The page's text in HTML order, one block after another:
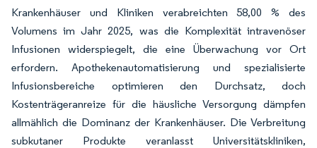
Krankenhäuser und Kliniken verabreichten 58,00 % des
Volumens im Jahr 2025, was die Komplexität intravenöser
Infusionen widerspiegelt, die eine Überwachung vor Ort
erfordern. Apothekenautomatisierung und spezialisierte
Infusionsbereiche optimieren den Durchsatz, doch
Kostenträgeranreize für die häusliche Versorgung dämpfen
allmählich die Dominanz der Krankenhäuser. Die Verbreitung
subkutaner Produkte veranlasst Universitätskliniken,